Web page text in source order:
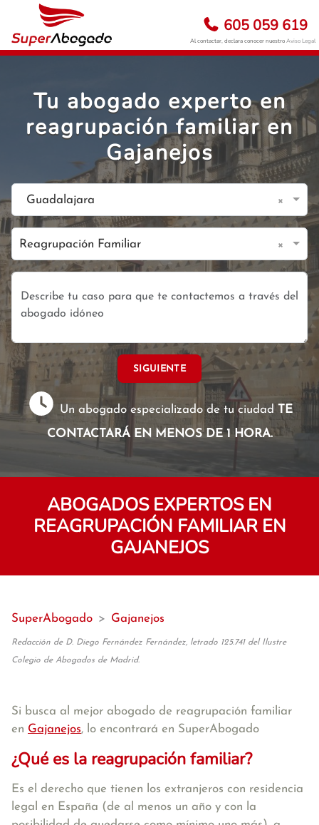
605 059 619
Al contactar, declara conocer nuestroAviso Legal
Tu abogado experto en
reagrupación familiar en
Gajanejos
Guadalajara ×
Reagrupación Familiar ×
SIGUIENTE
Un abogado especializado de tu ciudad TE
CONTACTARÁ EN MENOS DE 1 HORA.
ABOGADOS EXPERTOS EN
REAGRUPACIÓN FAMILIAR EN
GAJANEJOS
SuperAbogado > Gajanejos
Redacción de D. Diego Fernández Fernández, letrado 125.741 del Ilustre
Colegio de Abogados de Madrid.
Si busca al mejor abogado de reagrupación familiar
en Gajanejos, lo encontrará en SuperAbogado
¿Qué es la reagrupación familiar?
Es el derecho que tienen los extranjeros con residencia
legal en España (de al menos un año y con la